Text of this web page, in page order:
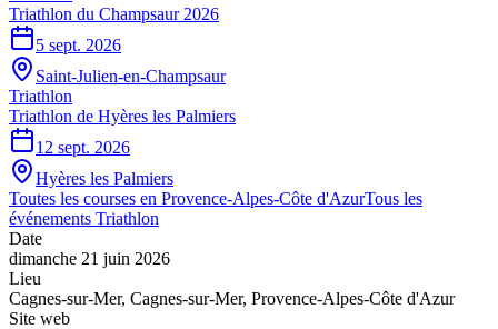
Triathlon du Champsaur 2026
5 sept. 2026
Saint-Julien-en-Champsaur
Triathlon
Triathlon de Hyères les Palmiers
12 sept. 2026
Hyères les Palmiers
Toutes les courses en Provence-Alpes-Côte d'AzurTous les
événements Triathlon
Date
dimanche 21 juin 2026
Lieu
Cagnes-sur-Mer, Cagnes-sur-Mer, Provence-Alpes-Côte d'Azur
Site web